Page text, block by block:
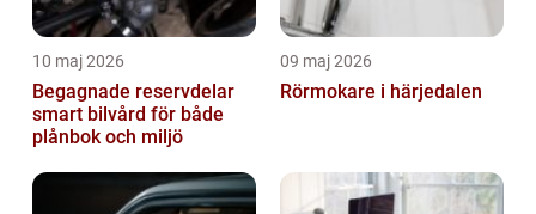
10 maj 2026
Begagnade reservdelar
smart bilvård för både
plånbok och miljö
09 maj 2026
Rörmokare i härjedalen